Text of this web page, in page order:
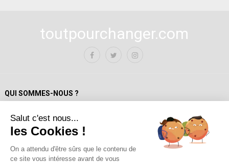
toutpourchanger.com
QUI SOMMES-NOUS ?
Mentions Légales
Politique de confidentialité
A propos de toutpourchanger.com
Salut c'est nous...
les Cookies !
On a attendu d'être sûrs que le contenu de
ce site vous intéresse avant de vous